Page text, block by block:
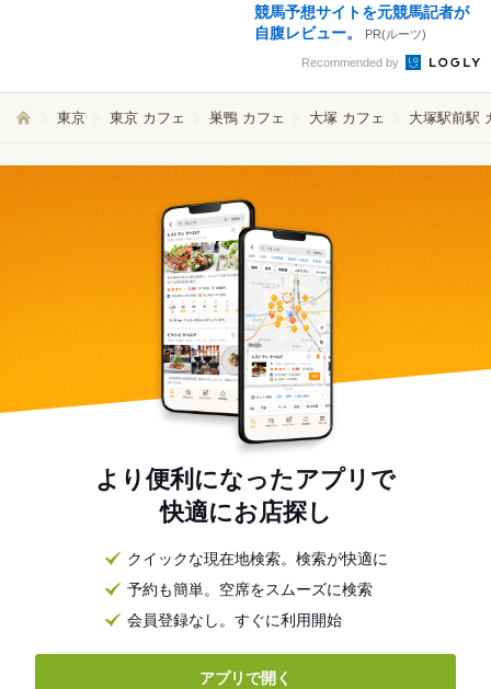
競馬予想サイトを元競馬記者が
自腹レビュー。
PR(ルーツ)
Recommended by
東京 東京 カフェ 巣鴨 カフェ 大塚 カフェ 大塚駅前駅
より便利になったアプリで
快適にお店探し
クイックな現在地検索。検索が快適に
予約も簡単。空席をスムーズに検索
会員登録なし。すぐに利用開始
アプリで開く